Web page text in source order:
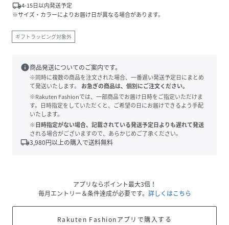
local_shipping4-15日以内発送予定
※サイズ・カラーによりお届け日が異なる場合があります。
ギフトラッピング対象外
info商品発送についてのご案内です。
※同時に複数の商品を注文された場合、一番遅い発送予定日にまとめ
て発送いたします。
お急ぎの商品は、個別にご注文ください。
※Rakuten Fashionでは、一部商品でお届け日時をご指定いただけま
す。日時指定をしていただくと、ご希望の日にお届けできるよう手配
いたします。
※日時指定がない場合、記載されている発送予定日よりも遅れて発送
される場合がございますので、あらかじめご了承ください。
local_shipping3,980円以上の購入で送料無料
アプリならポイント最大3倍！
毎月エントリー＆条件達成が必要です。 詳しくはこちら
Rakuten Fashionアプリで購入する